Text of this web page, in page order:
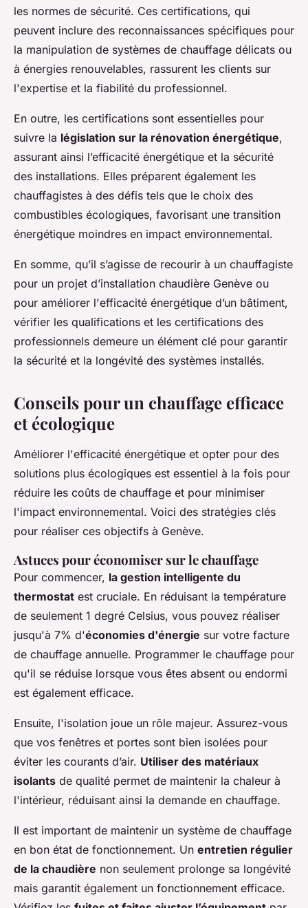
les normes de sécurité. Ces certifications, qui
peuvent inclure des reconnaissances spécifiques pour
la manipulation de systèmes de chauffage délicats ou
à énergies renouvelables, rassurent les clients sur
l'expertise et la fiabilité du professionnel.
En outre, les certifications sont essentielles pour
suivre la législation sur la rénovation énergétique,
assurant ainsi l’efficacité énergétique et la sécurité
des installations. Elles préparent également les
chauffagistes à des défis tels que le choix des
combustibles écologiques, favorisant une transition
énergétique moindres en impact environnemental.
En somme, qu’il s’agisse de recourir à un chauffagiste
pour un projet d’installation chaudière Genève ou
pour améliorer l'efficacité énergétique d’un bâtiment,
vérifier les qualifications et les certifications des
professionnels demeure un élément clé pour garantir
la sécurité et la longévité des systèmes installés.
Conseils pour un chauffage efficace
et écologique
Améliorer l'efficacité énergétique et opter pour des
solutions plus écologiques est essentiel à la fois pour
réduire les coûts de chauffage et pour minimiser
l'impact environnemental. Voici des stratégies clés
pour réaliser ces objectifs à Genève.
Astuces pour économiser sur le chauffage
Pour commencer, la gestion intelligente du
thermostat est cruciale. En réduisant la température
de seulement 1 degré Celsius, vous pouvez réaliser
jusqu'à 7% d'économies d'énergie sur votre facture
de chauffage annuelle. Programmer le chauffage pour
qu'il se réduise lorsque vous êtes absent ou endormi
est également efficace.
Ensuite, l'isolation joue un rôle majeur. Assurez-vous
que vos fenêtres et portes sont bien isolées pour
éviter les courants d’air. Utiliser des matériaux
isolants de qualité permet de maintenir la chaleur à
l'intérieur, réduisant ainsi la demande en chauffage.
Il est important de maintenir un système de chauffage
en bon état de fonctionnement. Un entretien régulier
de la chaudière non seulement prolonge sa longévité
mais garantit également un fonctionnement efficace.